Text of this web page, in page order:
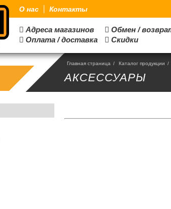
О нас Контакты
 Адреса магазинов  Обмен /
 Оплата / доставка  Скидки
Главная страница / Каталог продукции /
АКСЕССУАРЫ